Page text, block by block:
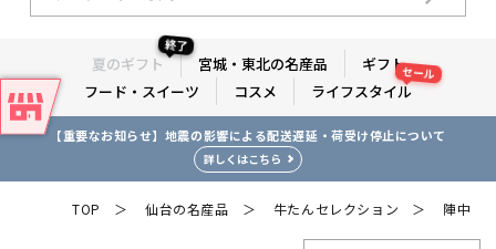
夏のギフト
終了
宮城・東北の名産品
ギフト
フード・スイーツ
コスメ ライフスタイル
セール
【重要なお知らせ】地震の影響による配送遅延・荷受け停止について
詳しくはこちら
【夏のギフト】 税込1万円以上購入で1,000ポイント プレゼント！
詳しくはこちら
TOP ＞ 仙台の名産品 ＞ 牛たんセレクション ＞ 陣中